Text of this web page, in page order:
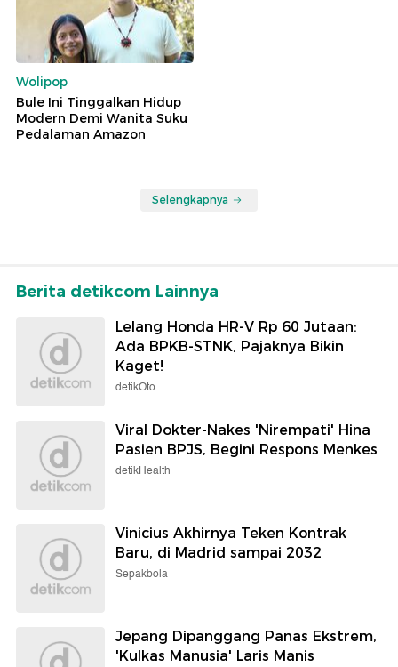
Wolipop
Bule Ini Tinggalkan Hidup
Modern Demi Wanita Suku
Pedalaman Amazon
Selengkapnya
Berita detikcom Lainnya
Lelang Honda HR-V Rp 60 Jutaan:
Ada BPKB-STNK, Pajaknya Bikin
Kaget!
detikOto
Viral Dokter-Nakes 'Nirempati' Hina
Pasien BPJS, Begini Respons Menkes
detikHealth
Vinicius Akhirnya Teken Kontrak
Baru, di Madrid sampai 2032
Sepakbola
Jepang Dipanggang Panas Ekstrem,
'Kulkas Manusia' Laris Manis